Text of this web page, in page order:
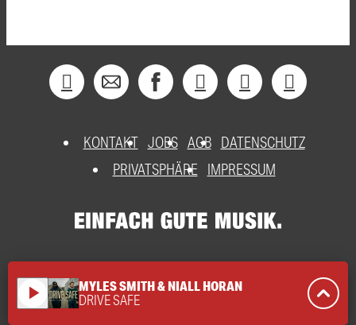
KONTAKT JOBS AGB DATENSCHUTZ
PRIVATSPHÄRE
IMPRESSUM
play_arrow MYLES SMITH & NIALL HORAN
DRIVE SAFE